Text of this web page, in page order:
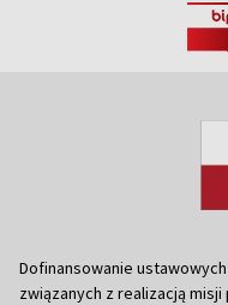
Dofinansowanie
związanych z realizacją